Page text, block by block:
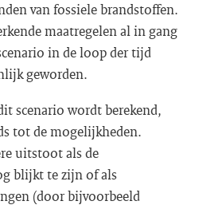
van fossiele brandstoffen.
maatregelen al in gang
in de loop der tijd
geworden.
scenario wordt berekend,
tot de mogelijkheden.
uitstoot als de
blijkt te zijn of als
(door bijvoorbeeld